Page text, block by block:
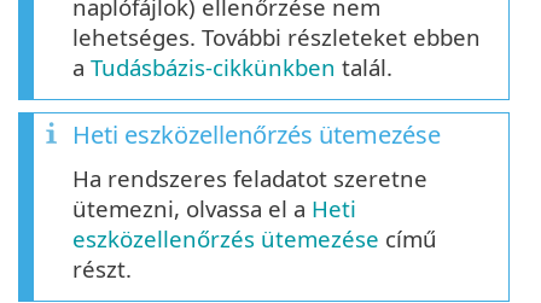
naplófájlok) ellenőrzése nem
lehetséges. További részleteket ebben
a Tudásbázis-cikkünkben talál.
Heti eszközellenőrzés ütemezése
Ha rendszeres feladatot szeretne
ütemezni, olvassa el a Heti
eszközellenőrzés ütemezése című
részt.